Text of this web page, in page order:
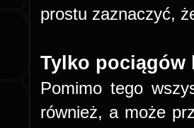
prostu zaznaczyć,
Tylko pociągów
Pomimo tego
również, a może